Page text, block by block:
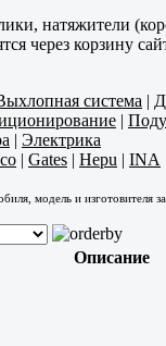
натяжители
через корзину
система |
|
| Электрика
| Gates | Hepu | INA
модель и изготовителя
Описание